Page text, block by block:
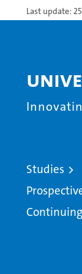
Last update:
Studies